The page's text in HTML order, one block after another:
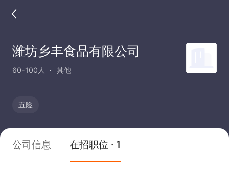
潍坊乡丰食品有限公司
60-100人 其他
五险
公司信息 在招职位 · 1